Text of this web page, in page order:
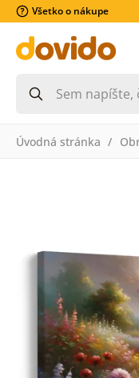
Všetko o nákupe
Úvodná stránka